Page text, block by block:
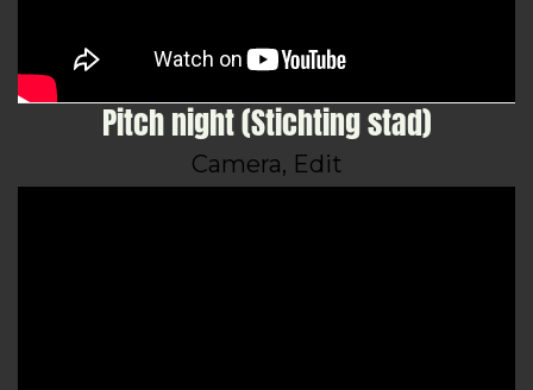
Pitch night (Stichting stad)
Camera, Edit